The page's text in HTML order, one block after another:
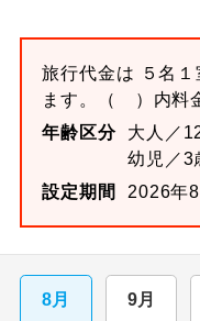
旅行代金は ５名
ます。
（ ）内料
年齢区分
大人／
幼児／3
設定期間
2026年
8月 9月